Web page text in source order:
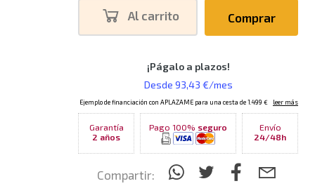
Al carrito Comprar
Garantía
2 años
Pago 100% seguro
Envío
24/48h
Compartir: